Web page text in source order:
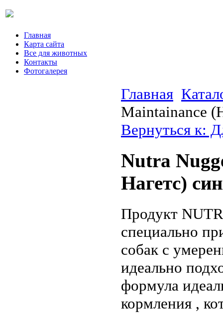
Главная
Карта сайта
Все для животных
Контакты
Фотогалерея
Главная
Maintainance
Вернуться к:
Nutra
Нагетс)
Продукт
специально
собак с
идеально
формула
кормления ,